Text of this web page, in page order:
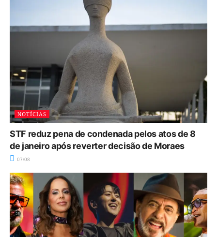
NOTÍCIAS
STF reduz pena de condenada pelos atos de 8
de janeiro após reverter decisão de Moraes
07/08